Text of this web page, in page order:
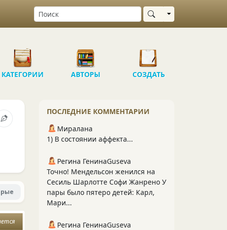
Выбрать область
КАТЕГОРИИ АВТОРЫ СОЗДАТЬ
ПОСЛЕДНИЕ КОММЕНТАРИИ
Миралана
1) В состоянии аффекта...
Регина ГенинаGuseva
Точно! Мендельсон женился на
Сесиль Шарлотте Софи Жанрено У
пары было пятеро детей: Карл,
Мари...
Регина ГенинаGuseva